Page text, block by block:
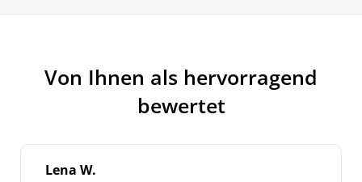
Von Ihnen als hervorragend
bewertet
Lena W.